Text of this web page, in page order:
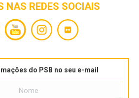
NAS REDES SOCIAIS
do PSB no seu e-mail